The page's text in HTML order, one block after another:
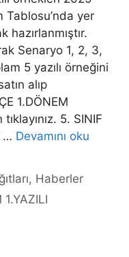
Tablosu’nda yer
Senaryo 1, 2, 3,
5 yazılı örneğini
alıp
1.DÖNEM
5. SINIF
… Devamını oku
, Haberler
1.YAZILI